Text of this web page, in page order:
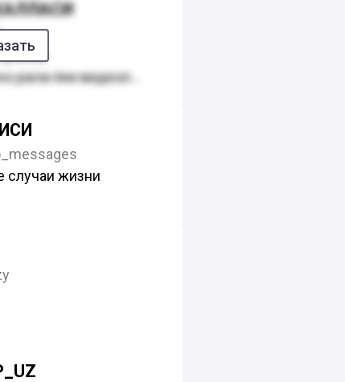
КУЙИЛАДИ БИР
КИГАН ХОЛАДА
ОЛДИ
расм ёки видеолар
карши чикиш
ёзиш
ва бан берилади!!!
случаи жизни